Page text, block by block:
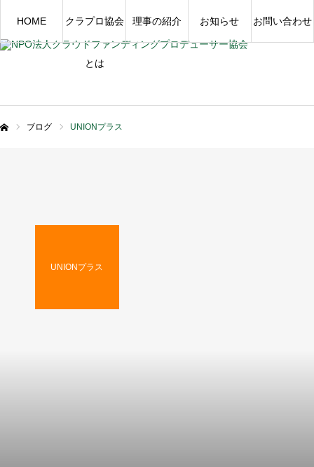
HOME クラプロ協会
とは
理事の紹介 お知らせ お問い合わせ
ブログ UNIONプラス
UNIONプラス